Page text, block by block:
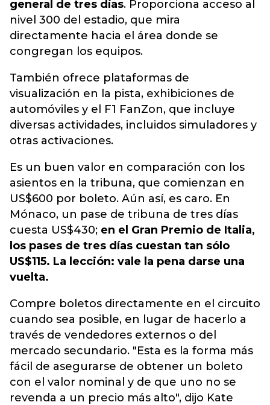
general de tres días. Proporciona acceso al
nivel 300 del estadio, que mira
directamente hacia el área donde se
congregan los equipos.
También ofrece plataformas de
visualización en la pista, exhibiciones de
automóviles y el F1 FanZon, que incluye
diversas actividades, incluidos simuladores y
otras activaciones.
Es un buen valor en comparación con los
asientos en la tribuna, que comienzan en
US$600 por boleto. Aún así, es caro. En
Mónaco, un pase de tribuna de tres días
cuesta US$430; en el Gran Premio de Italia,
los pases de tres días cuestan tan sólo
US$115. La lección: vale la pena darse una
vuelta.
Compre boletos directamente en el circuito
cuando sea posible, en lugar de hacerlo a
través de vendedores externos o del
mercado secundario. "Esta es la forma más
fácil de asegurarse de obtener un boleto
con el valor nominal y de que uno no se
revenda a un precio más alto", dijo Kate